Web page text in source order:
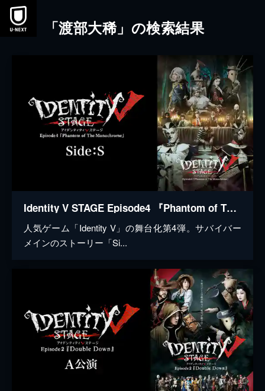
本文へスキップ
「渡部大稀」の検索結果
Identity V STAGE Episode4 『Phantom of The Monochrome』 Side:S
人気ゲーム「Identity V」の舞台化第4弾。サバイバー
メインのストーリー「Si...